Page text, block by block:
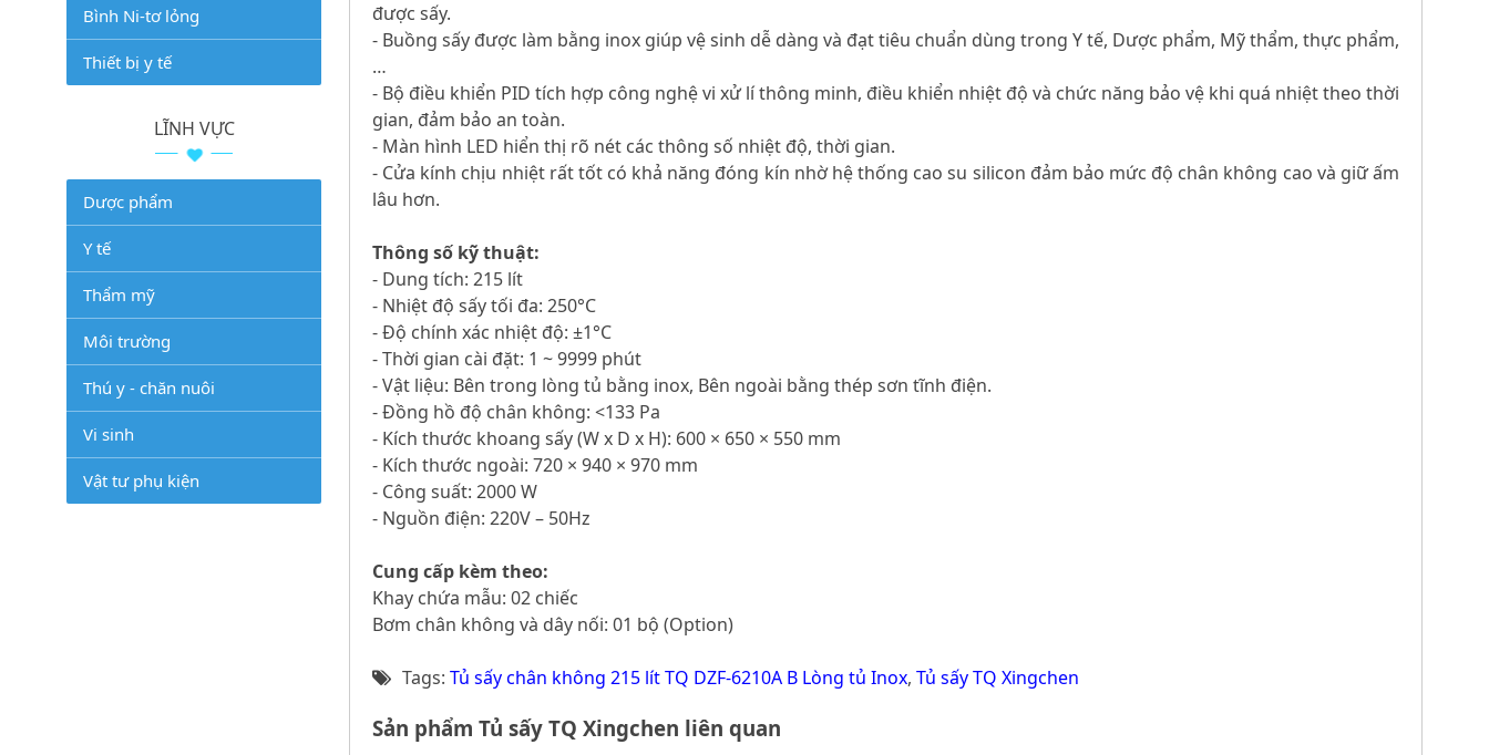
được sấy.
- Buồng sấy được làm bằng inox giúp vệ sinh dễ dàng và đạt tiêu chuẩn dùng trong Y tế, Dược phẩm, Mỹ thẩm, thực phẩm,
…
- Bộ điều khiển PID tích hợp công nghệ vi xử lí thông minh, điều khiển nhiệt độ và chức năng bảo vệ khi quá nhiệt theo thời
gian, đảm bảo an toàn.
- Màn hình LED hiển thị rõ nét các thông số nhiệt độ, thời gian.
- Cửa kính chịu nhiệt rất tốt có khả năng đóng kín nhờ hệ thống cao su silicon đảm bảo mức độ chân không cao và giữ ấm
lâu hơn.
Thông số kỹ thuật:
- Dung tích: 215 lít
- Nhiệt độ sấy tối đa: 250°C
- Độ chính xác nhiệt độ: ±1°C
- Thời gian cài đặt: 1 ~ 9999 phút
- Vật liệu: Bên trong lòng tủ bằng inox, Bên ngoài bằng thép sơn tĩnh điện.
- Đồng hồ độ chân không: <133 Pa
- Kích thước khoang sấy (W x D x H): 600 × 650 × 550 mm
- Kích thước ngoài: 720 × 940 × 970 mm
- Công suất: 2000 W
- Nguồn điện: 220V – 50Hz
Cung cấp kèm theo:
Khay chứa mẫu: 02 chiếc
Bơm chân không và dây nối: 01 bộ (Option)
Tags: Tủ sấy chân không 215 lít TQ DZF-6210A B Lòng tủ Inox, Tủ sấy TQ Xingchen
Sản phẩm Tủ sấy TQ Xingchen liên quan
Bình Ni-tơ lỏng
Thiết bị y tế
LĨNH VỰC
Dược phẩm
Y tế
Thẩm mỹ
Môi trường
Thú y - chăn nuôi
Vi sinh
Vật tư phụ kiện